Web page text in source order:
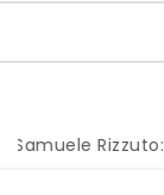
Rizzuto: